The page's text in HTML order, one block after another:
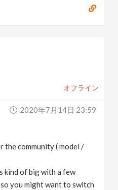
オフライン
2020年7月14日 23:59
the community ( model /
kind of big with a few
you might want to switch